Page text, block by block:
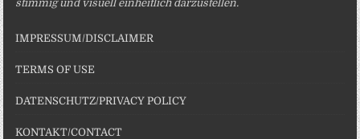
stimmig und visuell einheitlich darzustellen.
IMPRESSUM/DISCLAIMER
TERMS OF USE
DATENSCHUTZ/PRIVACY POLICY
KONTAKT/CONTACT